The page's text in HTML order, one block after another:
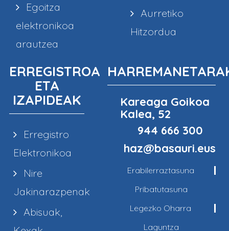
Egoitza
elektronikoa
arautzea
Aurretiko
Hitzordua
ERREGISTROA
ETA
IZAPIDEAK
Erregistro
Elektronikoa
Nire
Jakinarazpenak
Abisuak,
Kareaga Goikoa
Kalea, 52
944 666 300
haz@basauri.eus
Erabilerraztasuna
Pribatutasuna
Legezko Oharra
Laguntza